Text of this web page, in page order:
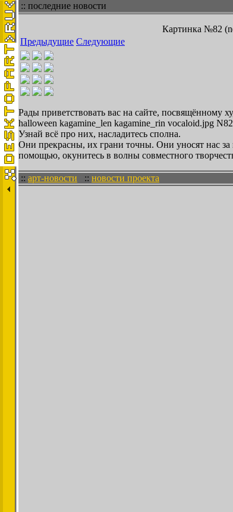
:: последние новости
Картинка №82
Предыдущие Следующие
Рады приветствовать вас на сайте, посвящённому
halloween kagamine_len kagamine_rin vocaloid.jpg
Узнай всё про них, насладитесь сполна.
Они прекрасны, их грани точны. Они уносят нас
помощью, окунитесь в волны совместного
:: арт-новости :: новости проекта